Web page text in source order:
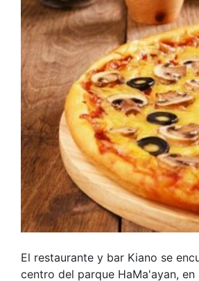
El restaurante y bar Kiano se
centro del parque HaMa'ayan, en